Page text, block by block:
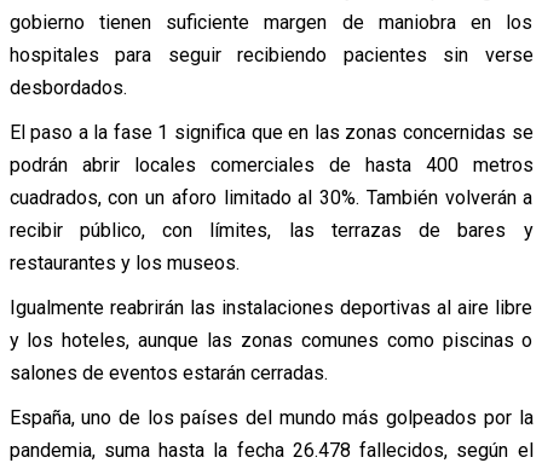
gobierno tienen suficiente margen de maniobra en los
hospitales para seguir recibiendo pacientes sin verse
desbordados.
El paso a la fase 1 significa que en las zonas concernidas se
podrán abrir locales comerciales de hasta 400 metros
cuadrados, con un aforo limitado al 30%. También volverán a
recibir público, con límites, las terrazas de bares y
restaurantes y los museos.
Igualmente reabrirán las instalaciones deportivas al aire libre
y los hoteles, aunque las zonas comunes como piscinas o
salones de eventos estarán cerradas.
España, uno de los países del mundo más golpeados por la
pandemia, suma hasta la fecha 26.478 fallecidos, según el